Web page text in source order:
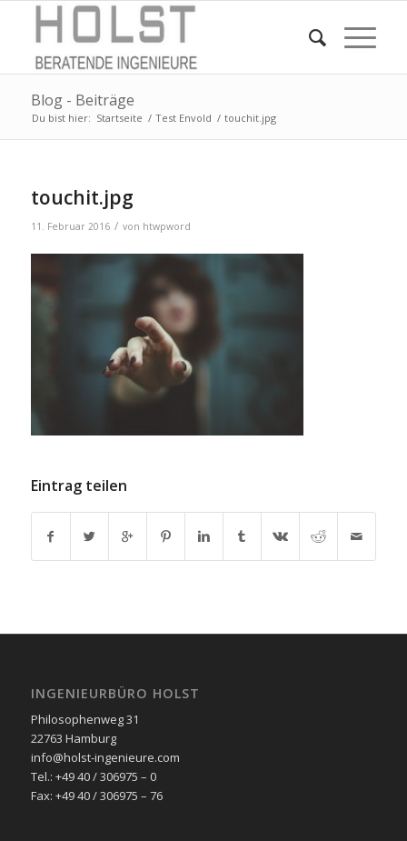
Blog - Beiträge
Du bist hier: Startseite / Test Envold / touchit.jpg
touchit.jpg
11. Februar 2016 / von htwpword
Eintrag teilen
INGENIEURBÜRO HOLST
Philosophenweg 31
22763 Hamburg
info@holst-ingenieure.com
Tel.: +49 40 / 306975 – 0
Fax: +49 40 / 306975 – 76